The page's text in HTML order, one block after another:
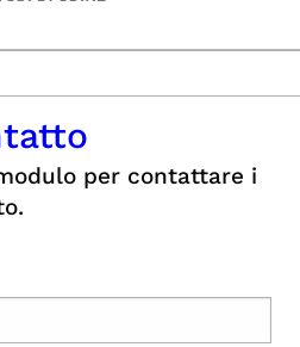
per contattare i